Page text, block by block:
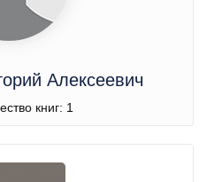
Алексеевич
книг: 1